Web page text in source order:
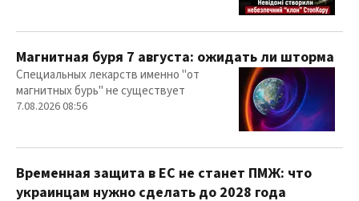
Магнитная буря 7 августа: ожидать ли шторма
Специальных лекарств именно "от
магнитных бурь" не существует
7.08.2026 08:56
Временная защита в ЕС не станет ПМЖ: что
украинцам нужно сделать до 2028 года